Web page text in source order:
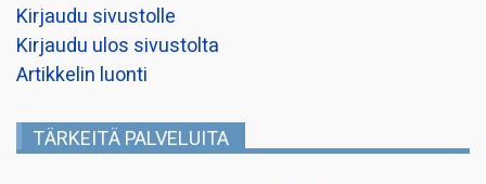
Kirjaudu sivustolle
Kirjaudu ulos sivustolta
Artikkelin luonti
TÄRKEITÄ PALVELUITA